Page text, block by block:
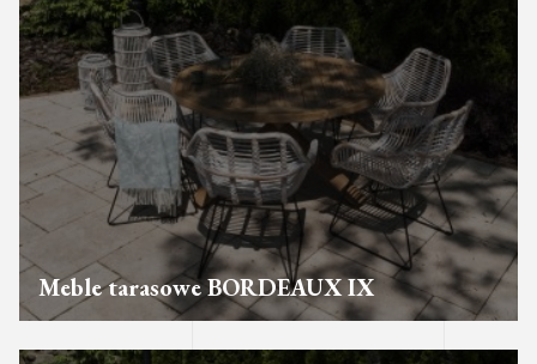
Meble tarasowe BORDEAUX IX